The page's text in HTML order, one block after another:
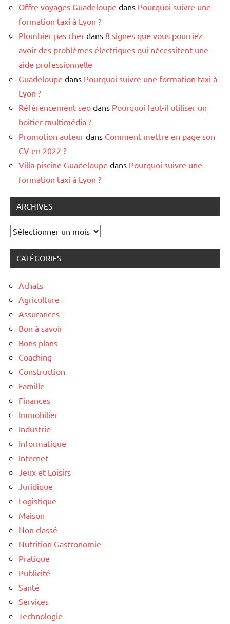
Offre voyages Guadeloupe dans Pourquoi suivre une
formation taxi à Lyon ?
Plombier pas cher dans 8 signes que vous pourriez
avoir des problèmes électriques qui nécessitent une
aide professionnelle
Guadeloupe dans Pourquoi suivre une formation taxi à
Lyon ?
Référencement seo dans Pourquoi faut-il utiliser un
boitier multimédia ?
Promotion auteur dans Comment mettre en page son
CV en 2022 ?
Villa piscine Guadeloupe dans Pourquoi suivre une
formation taxi à Lyon ?
ARCHIVES
Archives
CATÉGORIES
Achats
Agriculture
Assurances
Bon à savoir
Bons plans
Coaching
Construction
Famille
Finances
Immobilier
Industrie
Informatique
Internet
Jeux et Loisirs
Juridique
Logistique
Maison
Non classé
Nutrition Gastronomie
Pratique
Publicité
Santé
Services
Technologie